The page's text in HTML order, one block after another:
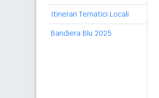
Itinerari Tematici Locali
Bandiera Blu 2025